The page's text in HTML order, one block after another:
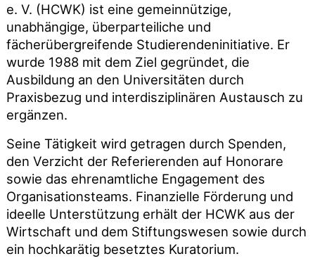
e. V. (HCWK) ist eine gemeinnützige,
unabhängige, überparteiliche und
fächerübergreifende Studierendeninitiative. Er
wurde 1988 mit dem Ziel gegründet, die
Ausbildung an den Universitäten durch
Praxisbezug und interdisziplinären Austausch zu
ergänzen.
Seine Tätigkeit wird getragen durch Spenden,
den Verzicht der Referierenden auf Honorare
sowie das ehrenamtliche Engagement des
Organisationsteams. Finanzielle Förderung und
ideelle Unterstützung erhält der HCWK aus der
Wirtschaft und dem Stiftungswesen sowie durch
ein hochkarätig besetztes Kuratorium.